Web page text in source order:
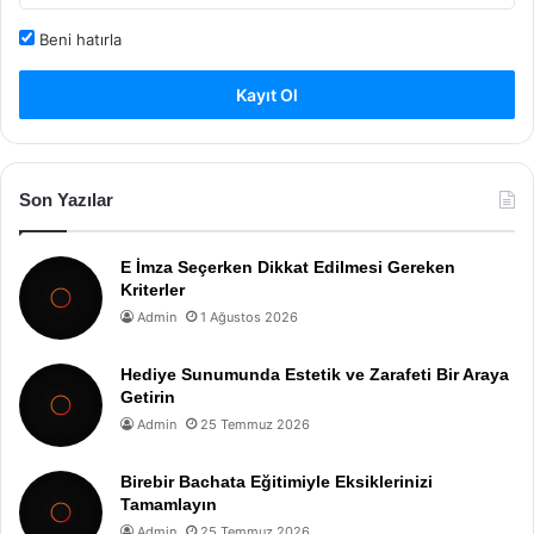
Beni hatırla
Kayıt Ol
Son Yazılar
E İmza Seçerken Dikkat Edilmesi Gereken
Kriterler
Admin 1 Ağustos 2026
Hediye Sunumunda Estetik ve Zarafeti Bir Araya
Getirin
Admin 25 Temmuz 2026
Birebir Bachata Eğitimiyle Eksiklerinizi
Tamamlayın